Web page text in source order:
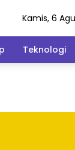
Kamis, 6
Teknologi